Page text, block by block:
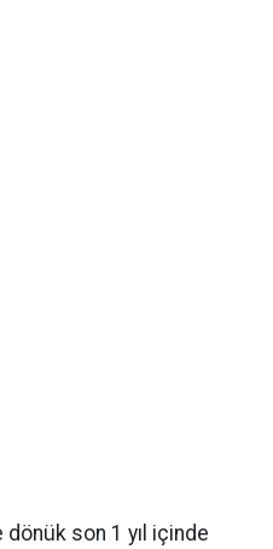
son 1 yıl içinde